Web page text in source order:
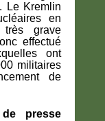
Le Kremlin
en
très grave
effectué
ont
militaires
de
presse